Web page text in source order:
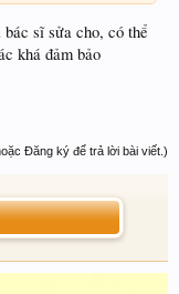
bây giờ bsi?
ko ạ? Mong
sĩ sửa cho, có thể
khá đảm bảo
Đăng ký để trả lời bài viết.)